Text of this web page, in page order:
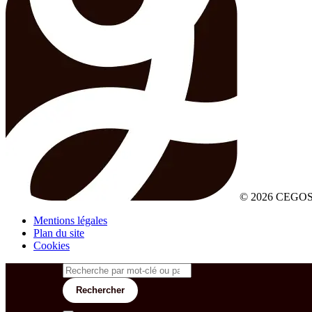
© 2026
Mentions légales
Plan du site
Cookies
Rechercher